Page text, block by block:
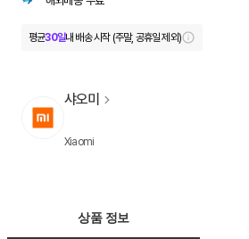
평균30일내 배송 시작 (주말, 공휴일 제외)
샤오미
Xiaomi
상품 정보